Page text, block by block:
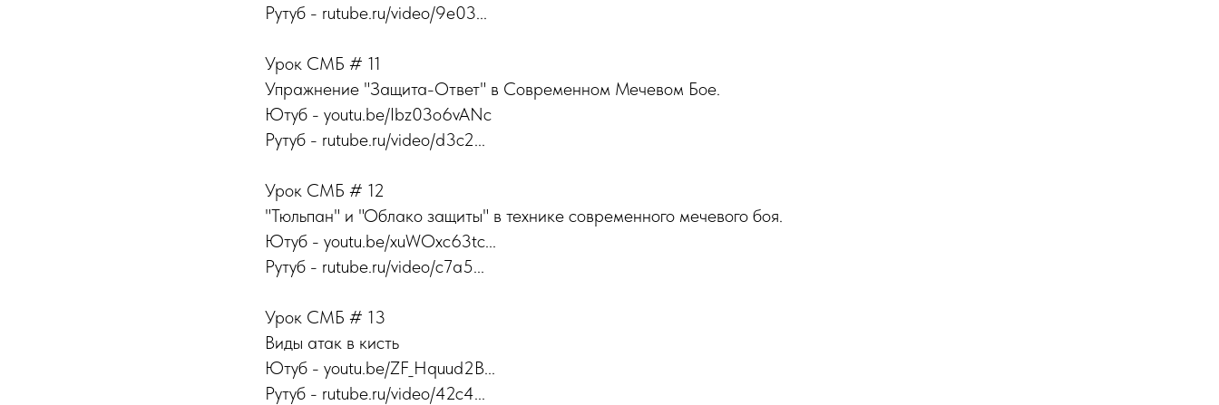
Рутуб - rutube.ru/video/9e03...
Урок СМБ # 11
Упражнение "Защита-Ответ" в Современном Мечевом Бое.
Ютуб - youtu.be/Ibz03o6vANc
Рутуб - rutube.ru/video/d3c2...
Урок СМБ # 12
"Тюльпан" и "Облако защиты" в технике современного мечевого боя.
Ютуб - youtu.be/xuWOxc63tc...
Рутуб - rutube.ru/video/c7a5...
Урок СМБ # 13
Виды атак в кисть
Ютуб - youtu.be/ZF_Hquud2B...
Рутуб - rutube.ru/video/42c4...